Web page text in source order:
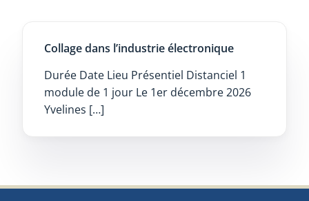
Collage dans l’industrie électronique
Durée Date Lieu Présentiel Distanciel 1
module de 1 jour Le 1er décembre 2026
Yvelines […]